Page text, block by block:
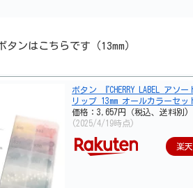
ンはこちらです（13mm）
ボタン 『CHERRY LABEL アソ
リップ 13mm オールカラーセッ
価格：3,657円（税込、送料別)
(2025/4/19時点)
楽